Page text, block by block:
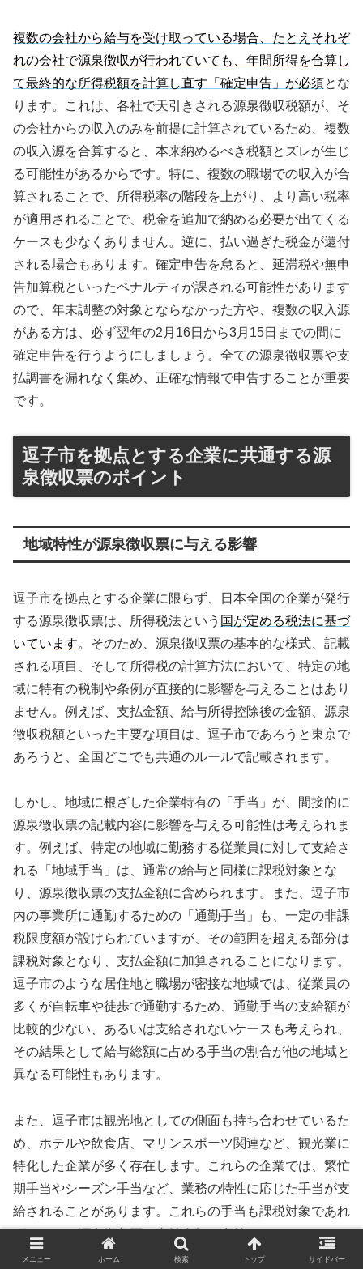
複数の会社から給与を受け取っている場合、たとえそれぞ
れの会社で源泉徴収が行われていても、年間所得を合算し
て最終的な所得税額を計算し直す「確定申告」が必須とな
ります。これは、各社で天引きされる源泉徴収税額が、そ
の会社からの収入のみを前提に計算されているため、複数
の収入源を合算すると、本来納めるべき税額とズレが生じ
る可能性があるからです。特に、複数の職場での収入が合
算されることで、所得税率の階段を上がり、より高い税率
が適用されることで、税金を追加で納める必要が出てくる
ケースも少なくありません。逆に、払い過ぎた税金が還付
される場合もあります。確定申告を怠ると、延滞税や無申
告加算税といったペナルティが課される可能性があります
ので、年末調整の対象とならなかった方や、複数の収入源
がある方は、必ず翌年の2月16日から3月15日までの間に
確定申告を行うようにしましょう。全ての源泉徴収票や支
払調書を漏れなく集め、正確な情報で申告することが重要
です。
逗子市を拠点とする企業に共通する源
泉徴収票のポイント
地域特性が源泉徴収票に与える影響
逗子市を拠点とする企業に限らず、日本全国の企業が発行
する源泉徴収票は、所得税法という 国が定める税法に基づ
いています。そのため、源泉徴収票の基本的な様式、記載
される項目、そして所得税の計算方法において、特定の地
域に特有の税制や条例が直接的に影響を与えることはあり
ません。例えば、支払金額、給与所得控除後の金額、源泉
徴収税額といった主要な項目は、逗子市であろうと東京で
あろうと、全国どこでも共通のルールで記載されます。
しかし、地域に根ざした企業特有の「手当」が、間接的に
源泉徴収票の記載内容に影響を与える可能性は考えられま
す。例えば、特定の地域に勤務する従業員に対して支給さ
れる「地域手当」は、通常の給与と同様に課税対象とな
り、源泉徴収票の支払金額に含められます。また、逗子市
内の事業所に通勤するための「通勤手当」も、一定の非課
税限度額が設けられていますが、その範囲を超える部分は
課税対象となり、支払金額に加算されることになります。
逗子市のような居住地と職場が密接な地域では、従業員の
多くが自転車や徒歩で通勤するため、通勤手当の支給額が
比較的少ない、あるいは支給されないケースも考えられ、
その結果として給与総額に占める手当の割合が他の地域と
異なる可能性もあります。
また、逗子市は観光地としての側面も持ち合わせているた
め、ホテルや飲食店、マリンスポーツ関連など、観光業に
特化した企業が多く存在します。これらの企業では、繁忙
期手当やシーズン手当など、業務の特性に応じた手当が支
給されることがあります。これらの手当も課税対象であれ
ば、すべて源泉徴収票の支払金額に合算されることになり
ます。つまり、源泉徴収票自体が地域によって様式が変わ
メニュー ホーム 検索 トップ サイドバー